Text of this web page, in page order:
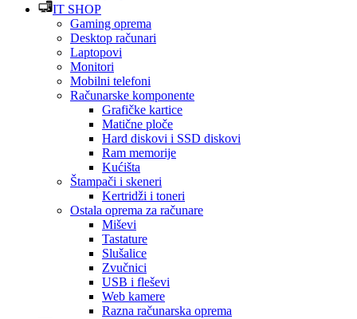
IT SHOP
Gaming oprema
Desktop računari
Laptopovi
Monitori
Mobilni telefoni
Računarske komponente
Grafičke kartice
Matične ploče
Hard diskovi i SSD diskovi
Ram memorije
Kućišta
Štampači i skeneri
Kertridži i toneri
Ostala oprema za računare
Miševi
Tastature
Slušalice
Zvučnici
USB i fleševi
Web kamere
Razna računarska oprema